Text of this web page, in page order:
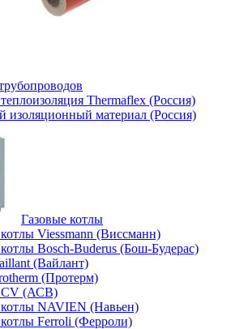
Thermaflex (Россия)
изоляционный материал (Россия)
Газовые котлы
Viessmann (Виссманн)
Bosch-Buderus (Бош-Будерас)
(Вайлант)
(Протерм)
(АСВ)
NAVIEN (Навьен)
Ferroli (Ферроли)